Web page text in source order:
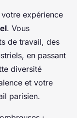
expérience
. Vous
de travail, des
en passant
diversité
et votre
parisien.